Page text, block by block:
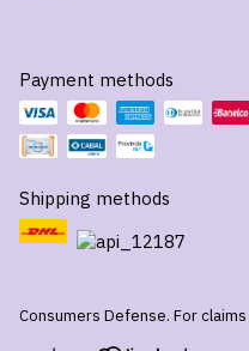
Payment methods
Shipping methods
Consumers Defense. For claims